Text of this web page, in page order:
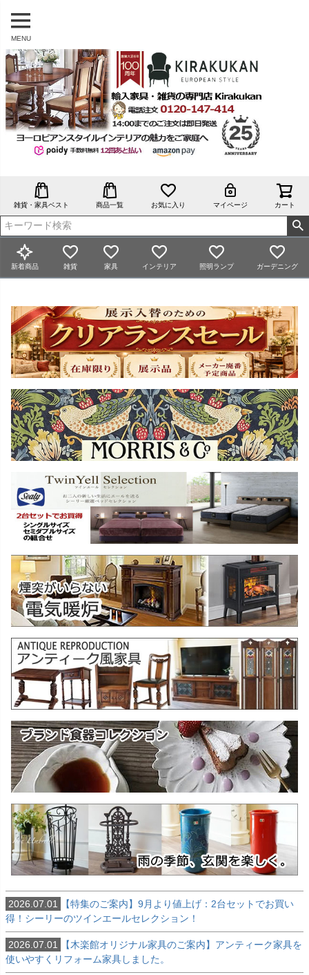
MENU
雑貨・家具ベスト 商品一覧 お気に入り マイページ カート
新着商品 雑貨 家具 インテリア 照明ランプ ガーデニング
2026.07.01
【特集のご案内】9月より値上げ：2台セットでお買い
得！シーリーのツインエールセレクション！
2026.07.01
【木楽館オリジナル家具のご案内】アンティーク家具を
使いやすくリフォーム家具しました。